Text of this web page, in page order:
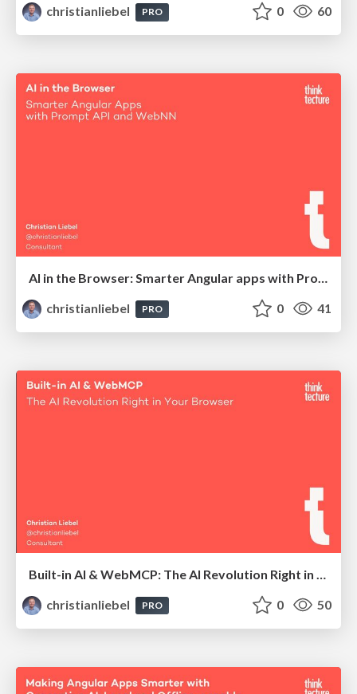
christianliebel
PRO 0 60
AI in the Browser: Smarter Angular apps with Prompt API and WebNN
christianliebel
PRO 0 41
Built-in AI & WebMCP: The AI Revolution Right in Your Browser
christianliebel
PRO 0 50